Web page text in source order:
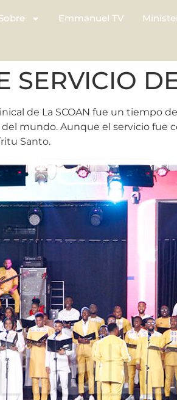
Emmanuel TV
SERVICIO
de La SCOAN fue un tiempo
mundo. Aunque el servicio fue
Santo.